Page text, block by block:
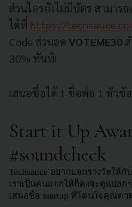
ส่วนใครยังไม่มีบัตร สามารถ
ได้ที่ https://
Code ส่วนลด VOTEME30
30% ทันที!
เสนอชื่อได้ 1 ชื่อต่อ 1 หัวข้